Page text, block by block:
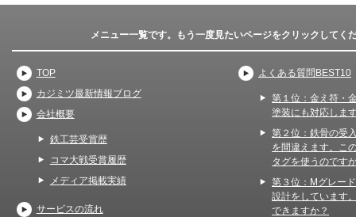
メニュー一覧です。もう一度見たいページをクリックしてく
TOP
カジミツ最新情報ブログ
会社概要
鉄工芸受賞歴
コマ大戦受賞履歴
メディア掲載実績
サービスの流れ
よくある質問BEST10
第１位：金え符・
塗装にも対応しま
第２位：鉄骨の受
を間違えます。こ
タグを使うのです
第３位：Mグレー
設計をしています
できますか？